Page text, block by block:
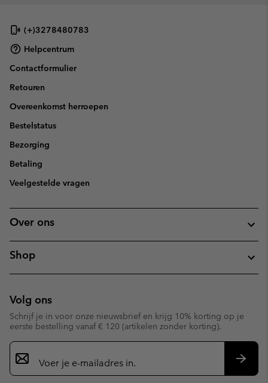
(+)3278480783
Helpcentrum
Contactformulier
Retouren
Overeenkomst herroepen
Bestelstatus
Bezorging
Betaling
Veelgestelde vragen
Over ons
Shop
Volg ons
Schrijf je in voor onze nieuwsbrief en krijg 10% korting op je
eerste bestelling vanaf € 120 (artikelen zonder korting).
Aanmelden
voor
e-